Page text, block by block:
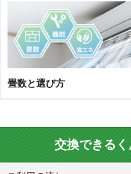
畳数と選び方
交換できる